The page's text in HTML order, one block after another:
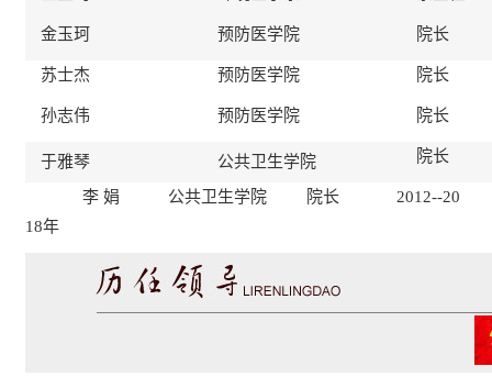
金玉珂 预防医学院 院长
苏士杰 预防医学院 院长
孙志伟 预防医学院 院长
于雅琴 公共卫生学院 院长
李 娟 公共卫生学院 院长 2012--20
18年